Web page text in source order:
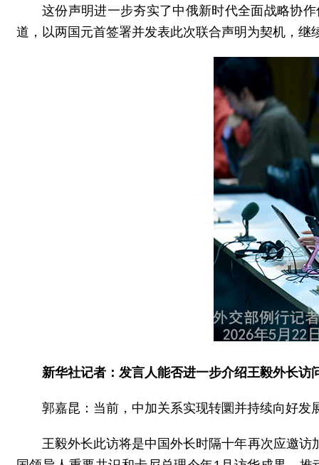
这份声明进一步夯实了中俄新时代全面战略协
道，以两国元首签署并发表此次联合声明为契机，
新华社记者：发言人能否进一步介绍王毅外长
郭嘉昆：当前，中加关系实现转圜并持续向好
王毅外长此访将是中国外长时隔十年再次应邀